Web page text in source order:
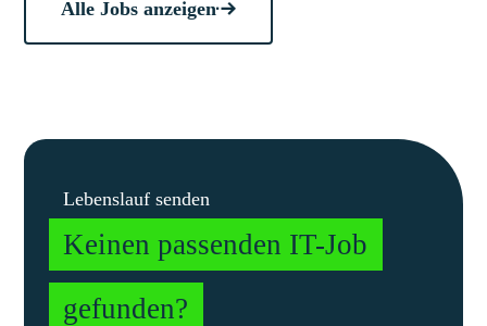
Alle Jobs anzeigen
Lebenslauf senden
Keinen passenden IT-Job
gefunden?